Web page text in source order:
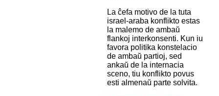
La ĉefa motivo de la tuta
israel-araba konflikto estas
la malemo de ambaŭ
flankoj interkonsenti. Kun iu
favora politika konstelacio
de ambaŭ partioj, sed
ankaŭ de la internacia
sceno, tiu konflikto povus
esti almenaŭ parte solvita.